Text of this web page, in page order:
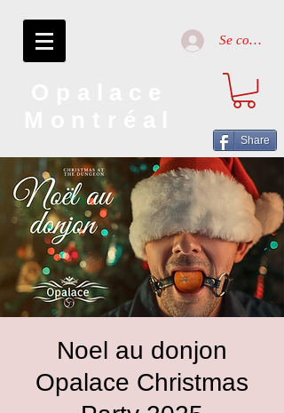
Se connecter
Share
Noel au donjon
Opalace Christmas